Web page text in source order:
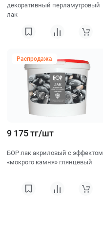
декоративный перламутровый
лак
Распродажа
9 175 тг/шт
БОР лак акриловый с эффектом
«мокрого камня» глянцевый